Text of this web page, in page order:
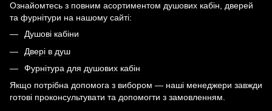
Ознайомтесь з повним асортиментом душових кабін, дверей
та фурнітури на нашому сайті:
Душові кабіни
Двері в душ
Фурнітура для душових кабін
Якщо потрібна допомога з вибором — наші менеджери завжди
готові проконсультувати та допомогти з замовленням.